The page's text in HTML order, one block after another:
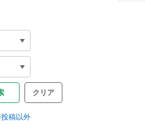
クリア
稿以外